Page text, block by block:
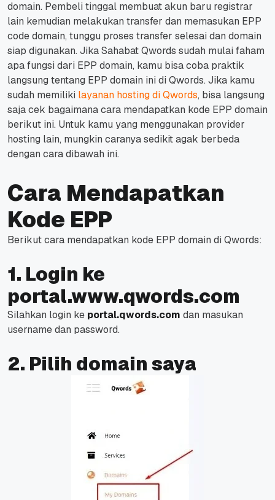
domain. Pembeli tinggal membuat akun baru registrar
lain kemudian melakukan transfer dan memasukan EPP
code domain, tunggu proses transfer selesai dan domain
siap digunakan. Jika Sahabat Qwords sudah mulai faham
apa fungsi dari EPP domain, kamu bisa coba praktik
langsung tentang EPP domain ini di Qwords. Jika kamu
sudah memiliki layanan hosting di Qwords, bisa langsung
saja cek bagaimana cara mendapatkan kode EPP domain
berikut ini. Untuk kamu yang menggunakan provider
hosting lain, mungkin caranya sedikit agak berbeda
dengan cara dibawah ini.
Cara Mendapatkan
Kode EPP
Berikut cara mendapatkan kode EPP domain di Qwords:
1. Login ke
portal.www.qwords.com
Silahkan login ke portal.qwords.com dan masukan
username dan password.
2. Pilih domain saya